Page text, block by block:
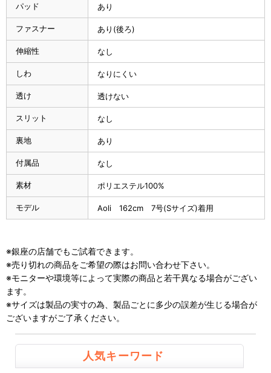
パッド あり
ファスナー あり(後ろ)
伸縮性 なし
しわ なりにくい
透け 透けない
スリット なし
裏地 あり
付属品 なし
素材 ポリエステル100%
モデル Aoli 162cm 7号(Sサイズ)着用
※銀座の店舗でもご試着できます。
※売り切れの商品をご希望の際はお問い合わせ下さい。
※モニターや環境等によって実際の商品と若干異なる場合がござい
ます。
※サイズは製品の実寸の為、製品ごとに多少の誤差が生じる場合が
ございますがご了承ください。
人気キーワード